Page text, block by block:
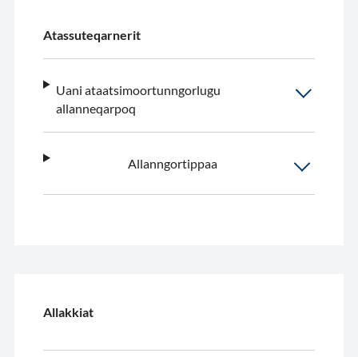
Atassuteqarnerit
Uani ataatsimoortunngorlugu
allanneqarpoq
Allanngortippaa
Allakkiat